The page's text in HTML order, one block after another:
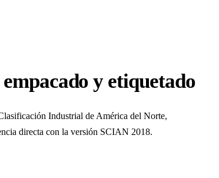
y etiquetado
Industrial de América del Norte,
directa con la versión SCIAN 2018.